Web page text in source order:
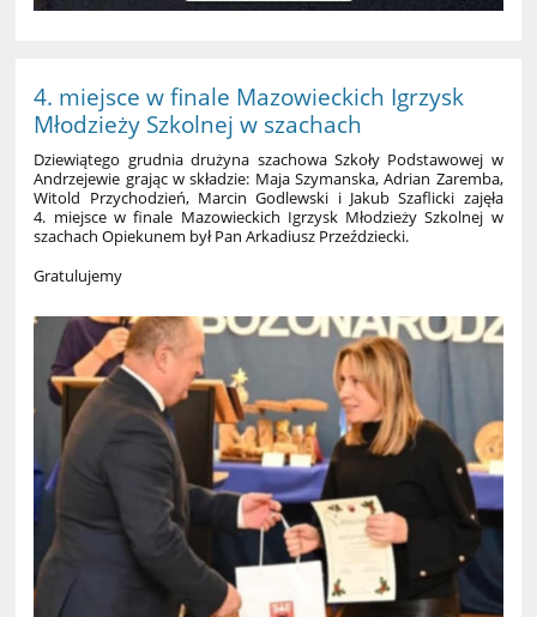
4. miejsce w finale Mazowieckich Igrzysk
Młodzieży Szkolnej w szachach
Dziewiątego grudnia drużyna szachowa Szkoły Podstawowej w
Andrzejewie grając w składzie: Maja Szymanska, Adrian Zaremba,
Witold Przychodzień, Marcin Godlewski i Jakub Szaflicki zajęła
4. miejsce w finale Mazowieckich Igrzysk Młodzieży Szkolnej w
szachach Opiekunem był Pan Arkadiusz Przeździecki.
Gratulujemy